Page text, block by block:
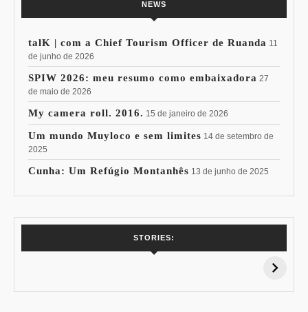
NEWS
talK | com a Chief Tourism Officer de Ruanda 11
de junho de 2026
SPIW 2026: meu resumo como embaixadora 27
de maio de 2026
My camera roll. 2016. 15 de janeiro de 2026
Um mundo Muyloco e sem limites 14 de setembro de
2025
Cunha: Um Refúgio Montanhês 13 de junho de 2025
STORIES:
15% de
Pessoal: Os